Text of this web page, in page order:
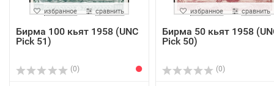
избранное сравнить
Бирма 100 кьят 1958 (UNC
Pick 51)
(0)
избранное сравнить
Бирма 50 кьят 1958
Pick 50)
(0)